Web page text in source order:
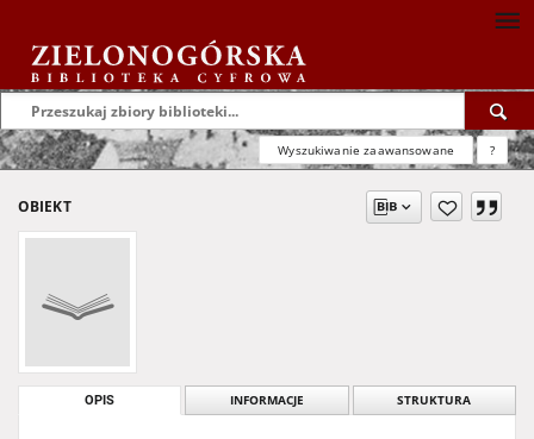
Wyszukiwanie zaawansowane ?
OBIEKT
OPIS INFORMACJE STRUKTURA